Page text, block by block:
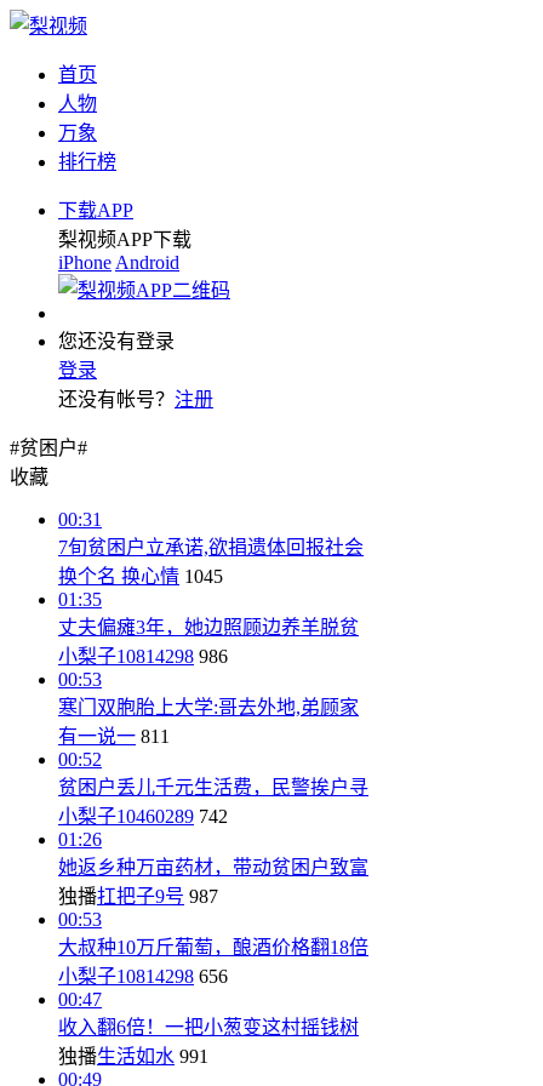
首页
人物
万象
排行榜
下载APP
梨视频APP下载
iPhone Android
您还没有登录
登录
还没有帐号？ 注册
#贫困户#
收藏
00:31
7旬贫困户立承诺,欲捐遗体回报社会
换个名 换心情 1045
01:35
丈夫偏瘫3年，她边照顾边养羊脱贫
小梨子10814298 986
00:53
寒门双胞胎上大学:哥去外地,弟顾家
有一说一 811
00:52
贫困户丢儿千元生活费，民警挨户寻
小梨子10460289 742
01:26
她返乡种万亩药材，带动贫困户致富
独播扛把子9号 987
00:53
大叔种10万斤葡萄，酿酒价格翻18倍
小梨子10814298 656
00:47
收入翻6倍！一把小葱变这村摇钱树
独播生活如水 991
00:49